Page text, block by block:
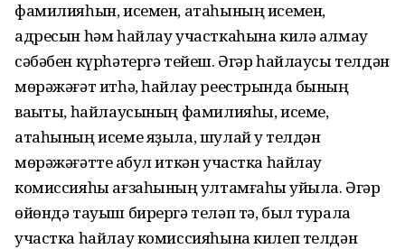
фамилияһын, исемен, атаһының исемен,
адресын һәм һайлау участкаһына килә алмау
сәбәбен күрһәтергә тейеш. Әгәр һайлаусы телдән
мөрәжәғәт итһә, һайлау реестрында бының
ваҡыты, һайлаусының фамилияһы, исеме,
атаһының исеме яҙыла, шулай уҡ телдән
мөрәжәғәтте ҡабул иткән участка һайлау
комиссияһы ағзаһының ҡултамғаһы ҡуйыла. Әгәр
өйөндә тауыш бирергә теләп тә, был турала
участка һайлау комиссияһына килеп телдән